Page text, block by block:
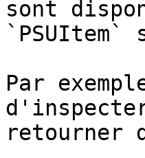
sont
`PSUItem`
Par
retourner